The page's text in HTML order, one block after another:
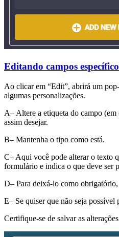
Editando campos
Ao clicar em “Edit”, abrirá um
algumas personalizações.
A– Altere a etiqueta do campo (em
assim desejar.
B– Mantenha o tipo como está.
C– Aqui você pode alterar o texto
formulário e indica o que deve ser
D– Para deixá-lo como obrigatório,
E– Se quiser que não seja possível
Certifique-se de salvar as